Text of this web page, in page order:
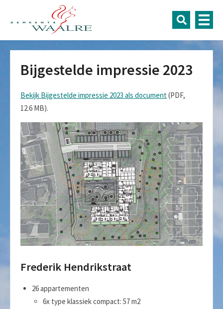
Bijgestelde impressie 2023
Bekijk Bijgestelde impressie 2023 als document(PDF,
12.6 MB).
Frederik Hendrikstraat
26 appartementen
6x type klassiek compact: 57 m2